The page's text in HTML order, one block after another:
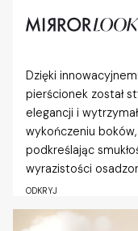
Dzięki
pierścionek został
elegancji i
wykończeniu
podkreślając
wyrazistości
ODKRYJ